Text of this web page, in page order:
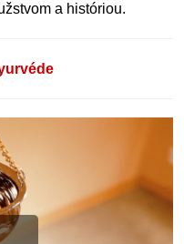
a históriou.